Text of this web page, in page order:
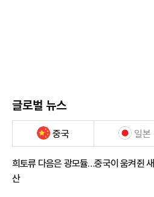
글로벌 뉴스
중국 일본
희토류 다음은 광모듈…중국이 움켜쥔
산